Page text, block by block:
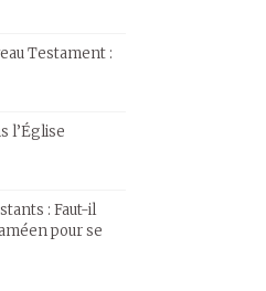
Testament :
l’Église
: Faut-il
pour se